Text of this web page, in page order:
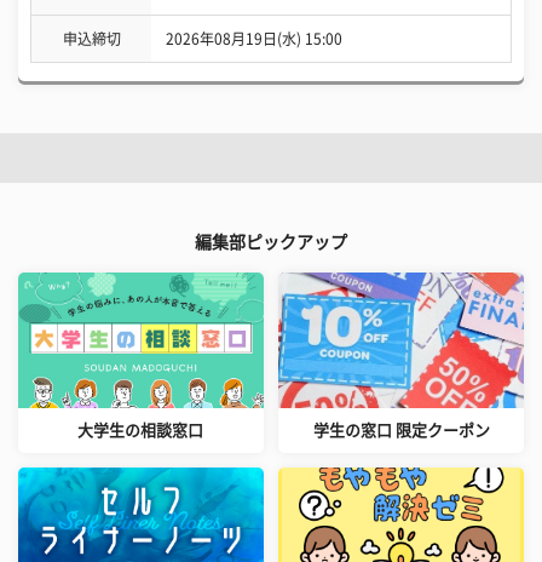
申込締切 2026年08月19日(水) 15:00
編集部ピックアップ
大学生の相談窓口 学生の窓口 限定クーポン